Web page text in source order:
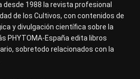
desde 1988 la revista profesional
de los Cultivos, con contenidos de
y divulgación científica sobre la
PHYTOMA-España edita libros
sobretodo relacionados con la